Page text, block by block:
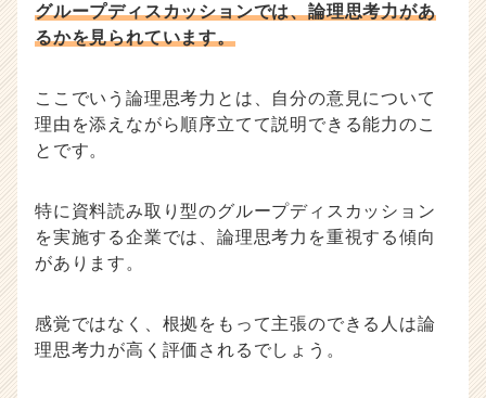
グループディスカッションでは、論理思考力があ
るかを見られています。
ここでいう論理思考力とは、自分の意見について
理由を添えながら順序立てて説明できる能力のこ
とです。
特に資料読み取り型のグループディスカッション
を実施する企業では、論理思考力を重視する傾向
があります。
感覚ではなく、根拠をもって主張のできる人は論
理思考力が高く評価されるでしょう。